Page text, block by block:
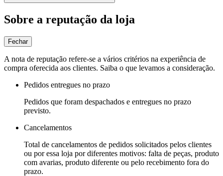
Sobre a reputação da loja
Fechar
A nota de reputação refere-se a vários critérios na experiência de
compra oferecida aos clientes. Saiba o que levamos a consideração.
Pedidos entregues no prazo
Pedidos que foram despachados e entregues no prazo
previsto.
Cancelamentos
Total de cancelamentos de pedidos solicitados pelos clientes
ou por essa loja por diferentes motivos: falta de peças, produto
com avarias, produto diferente ou pelo recebimento fora do
prazo.